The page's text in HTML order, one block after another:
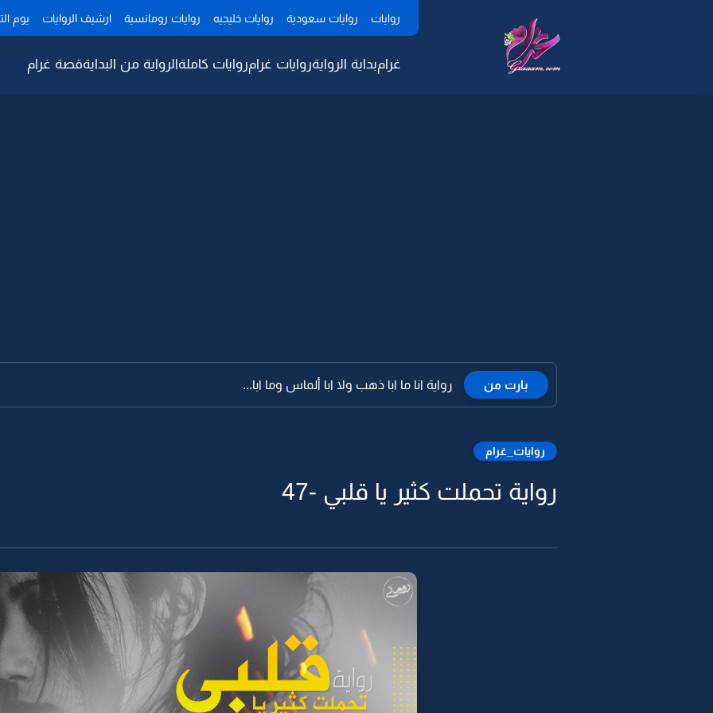
روايات روايات سعودية روايات خليجيه روايات رومانسية ارشيف الروايات يوم
غرامبداية الروايةروايات غرامروايات كاملةالرواية من البدايةقصة غرام
بارت من رواية انا ما ابا ذهب ولا ابا ألماس وما ابا...
روايات_غرام
رواية تحملت كثير يا قلبي -47